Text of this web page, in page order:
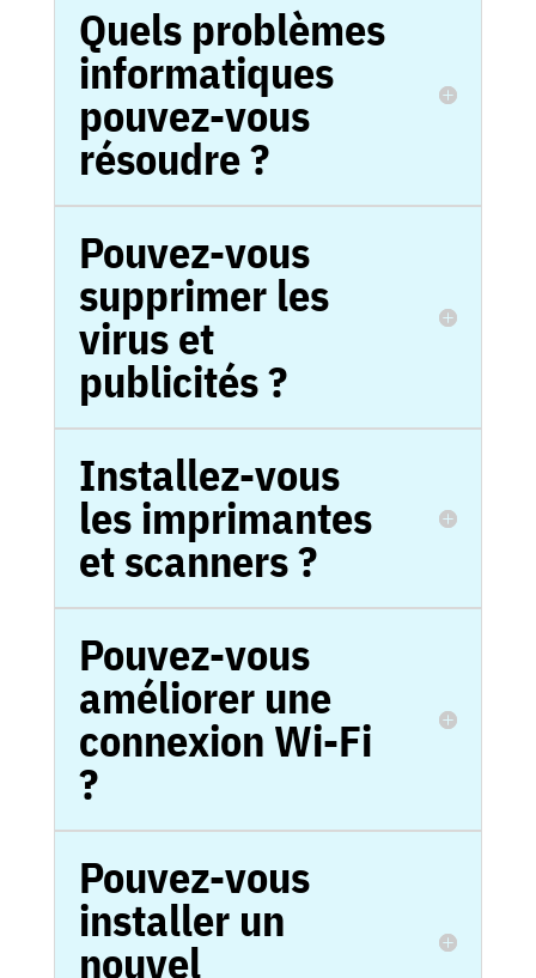
Quels problèmes
informatiques
pouvez-vous
résoudre ?
Pouvez-vous
supprimer les
virus et
publicités ?
Installez-vous
les imprimantes
et scanners ?
Pouvez-vous
améliorer une
connexion Wi-Fi
?
Pouvez-vous
installer un
nouvel